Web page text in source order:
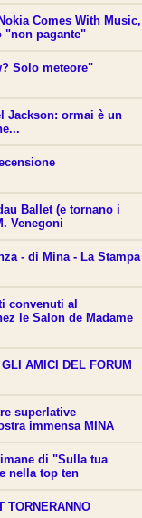
Comes With Music,
"non pagante"
Solo meteore"
Jackson: ormai è un
Ballet (e tornano i
Venegoni
- di Mina - La Stampa
convenuti al
le Salon de Madame
AMICI DEL FORUM
superlative
immensa MINA
di "Sulla tua
nella top ten
TORNERANNO